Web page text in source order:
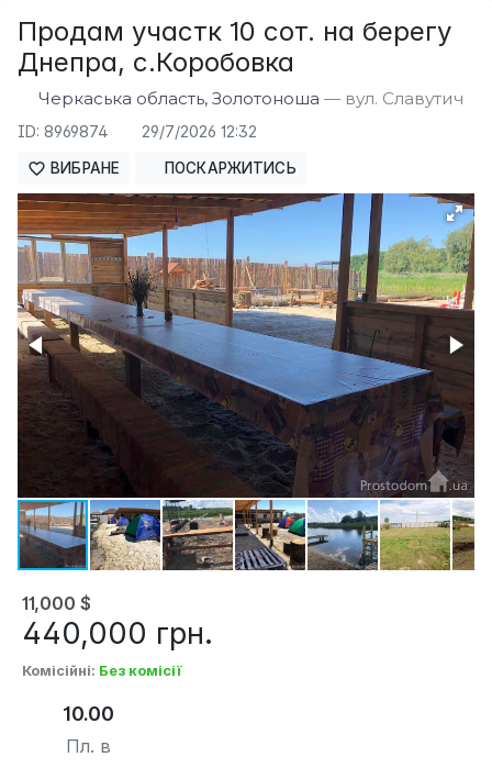
Продам участк 10 сот. на берегу
Днепра, с.Коробовка
Черкаська область, Золотоноша — вул. Славутич
ID: 8969874 29/7/2026 12:32
ВИБРАНЕ ПОСКАРЖИТИСЬ
11,000 $
440,000 грн.
Комісійні: Без комісії
10.00
Пл. в